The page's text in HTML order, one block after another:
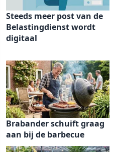
Steeds meer post van de
Belastingdienst wordt
digitaal
Brabander schuift graag
aan bij de barbecue